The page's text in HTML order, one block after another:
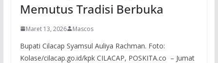
Memutus Tradisi Berbuka
Maret 13, 2026 Mascos
Bupati Cilacap Syamsul Auliya Rachman. Foto:
Kolase/cilacap.go.id/kpk CILACAP, POSKITA.co – Jumat